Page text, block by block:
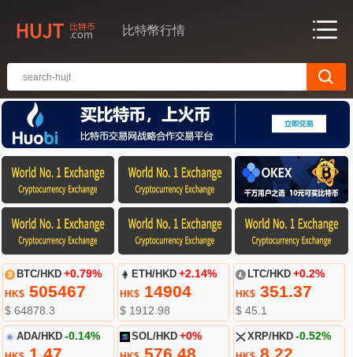
比特幣行情
BTC/HKD +0.79%
HK$505467
$ 64878.3
ETH/HKD +2.14%
HK$ 14904
$ 1912.98
LTC/HKD +0.2%
HK$351.37
$ 45.1
ADA/HKD -0.14% SOL/HKD +0% XRP/HKD -0.52%